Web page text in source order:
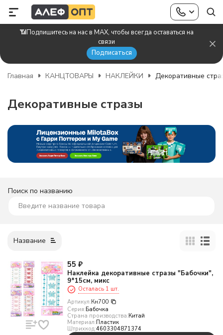
📶Подпишитесь на нас в MAX, чтобы всегда оставаться на
связи
Подписаться
Главная КАНЦТОВАРЫ НАКЛЕЙКИ Декоративные
Декоративные стразы
Поиск по названию
Название
55 ₽
Наклейка декоративные стразы "Бабочки",
9*15см, микс
Осталась 1 шт.
Артикул:Кн700
Серия:Бабочка
Страна производства:Китай
Материал:Пластик
Штрихкод:4603304871374